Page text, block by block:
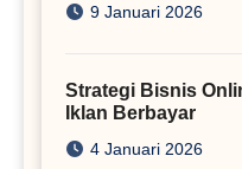
9 Januari 2026
Strategi Bisnis
Iklan Berbayar
4 Januari 2026